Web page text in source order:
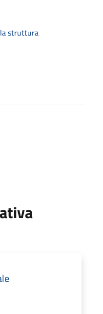
la struttura